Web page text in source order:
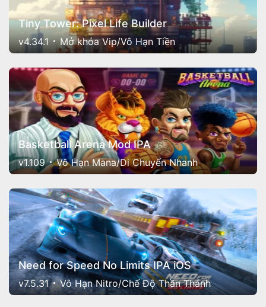
Tiny Tower: Pixel Life Builder
v4.34.1 Mở khóa Vip/Vô Hạn Tiền
Basketball Arena Mod IPA
v1.109 Vô Hạn Mana/Di Chuyển Nhanh
Need for Speed No Limits IPA iOS
v7.5.31 Vô Hạn Nitro/Chế Độ Thần Thánh